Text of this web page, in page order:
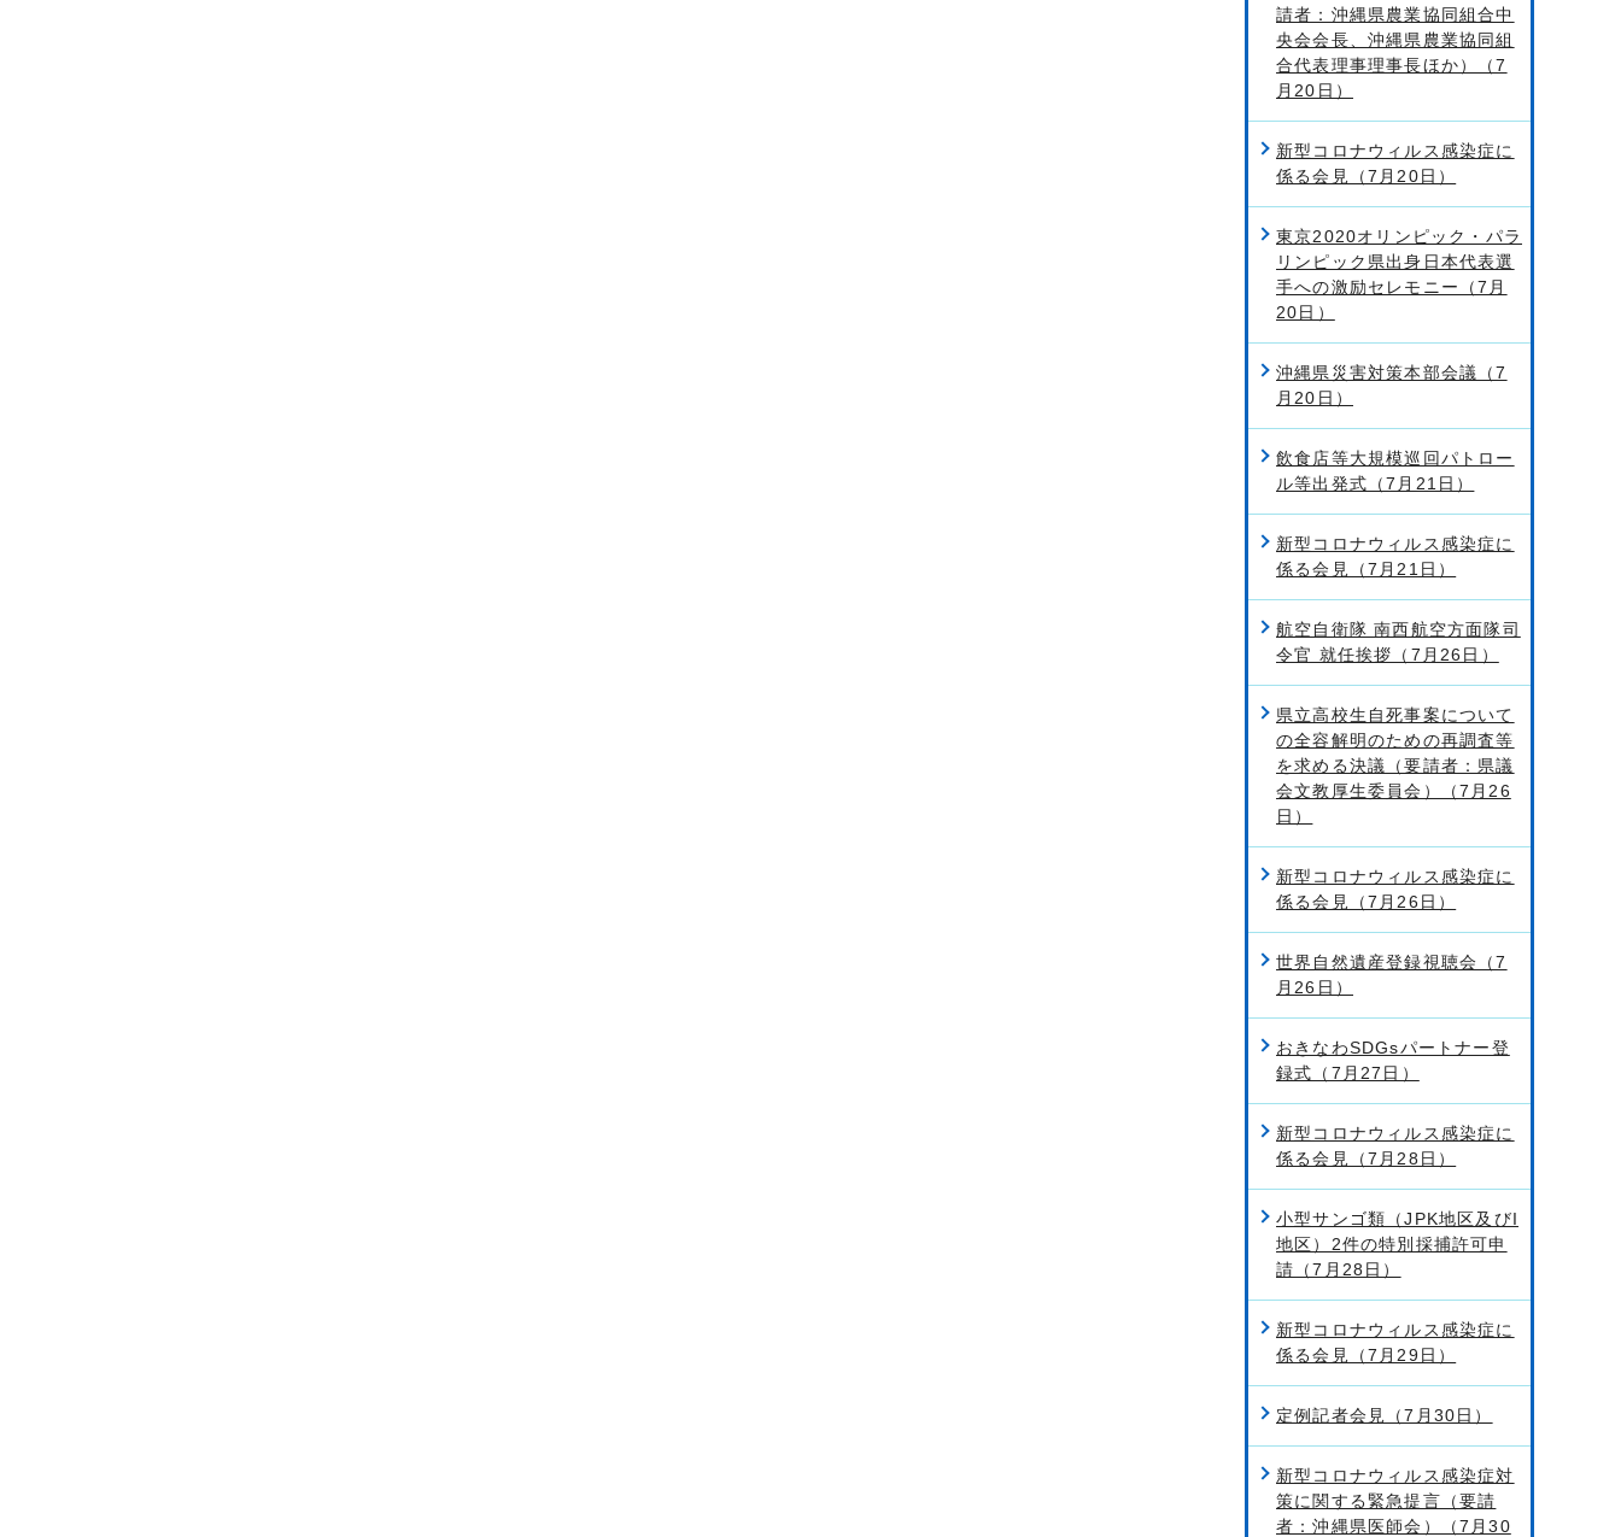
請者：沖縄県農業協同組合中
央会会長、沖縄県農業協同組
合代表理事理事長ほか）（7
月20日）
新型コロナウィルス感染症に
係る会見（7月20日）
東京2020オリンピック・パラ
リンピック県出身日本代表選
手への激励セレモニー（7月
20日）
沖縄県災害対策本部会議（7
月20日）
飲食店等大規模巡回パトロー
ル等出発式（7月21日）
新型コロナウィルス感染症に
係る会見（7月21日）
航空自衛隊 南西航空方面隊司
令官 就任挨拶（7月26日）
県立高校生自死事案について
の全容解明のための再調査等
を求める決議（要請者：県議
会文教厚生委員会）（7月26
日）
新型コロナウィルス感染症に
係る会見（7月26日）
世界自然遺産登録視聴会（7
月26日）
おきなわSDGsパートナー登
録式（7月27日）
新型コロナウィルス感染症に
係る会見（7月28日）
小型サンゴ類（JPK地区及びI
地区）2件の特別採捕許可申
請（7月28日）
新型コロナウィルス感染症に
係る会見（7月29日）
定例記者会見（7月30日）
新型コロナウィルス感染症対
策に関する緊急提言（要請
者：沖縄県医師会）（7月30